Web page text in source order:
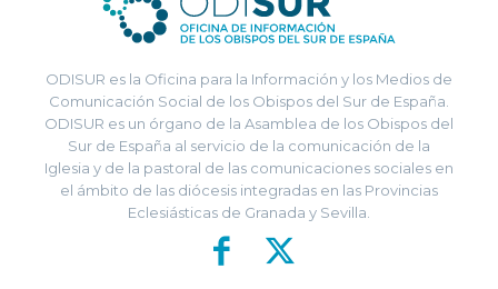
ODISUR es la Oficina para la Información y los Medios de
Comunicación Social de los Obispos del Sur de España.
ODISUR es un órgano de la Asamblea de los Obispos del
Sur de España al servicio de la comunicación de la
Iglesia y de la pastoral de las comunicaciones sociales en
el ámbito de las diócesis integradas en las Provincias
Eclesiásticas de Granada y Sevilla.